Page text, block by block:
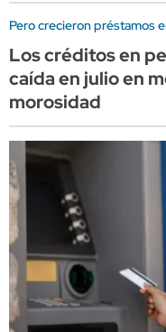
Pero crecieron préstamos
Los créditos en
caída en julio en
morosidad